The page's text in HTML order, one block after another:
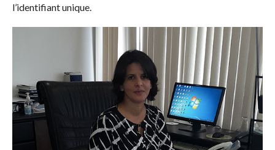
l’identifiant unique.